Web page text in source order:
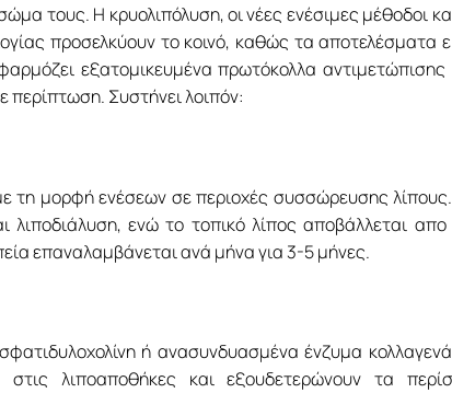
τους. Η κρυολιπόλυση, οι νέες ενέσιμες μέθοδοι
προσελκύουν το κοινό, καθώς τα αποτελέσματα
εξατομικευμένα πρωτόκολλα αντιμετώπισης
περίπτωση. Συστήνει λοιπόν:
τη μορφή ενέσεων σε περιοχές συσσώρευσης
ενώ το τοπικό λίπος αποβάλλεται απο
επαναλαμβάνεται ανά μήνα για 3-5 μήνες.
ή ανασυνδυασμένα ένζυμα
λιποαποθήκες και εξουδετερώνουν τα